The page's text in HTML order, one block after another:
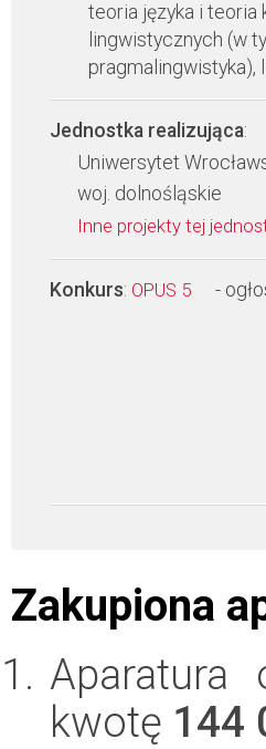
teoria języka i teoria
lingwistycznych (w
pragmalingwistyka),
Jednostka realizująca:
Uniwersytet
woj. dolnośląskie
Inne projekty tej
Konkurs: OPUS 5 -
Zakupiona
Aparatura
kwotę 144